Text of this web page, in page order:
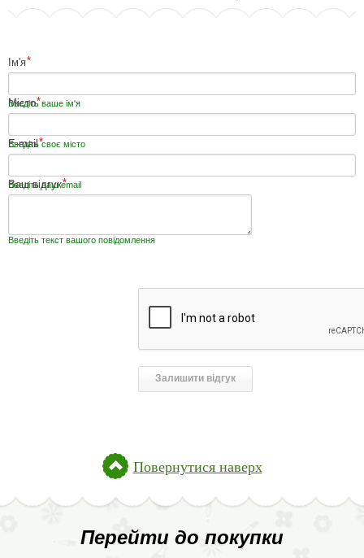
Ім'я*
Введіть ваше ім'я
Місто*
Введіть своє місто
E-mail*
Введіть ваш email
Ваш відгук*
Введіть текст вашого повідомлення
Повернутися наверх
Перейти до покупки